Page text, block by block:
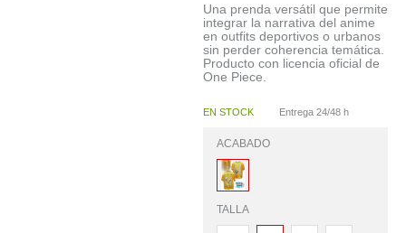
Una prenda versátil que permite
integrar la narrativa del anime
en outfits deportivos o urbanos
sin perder coherencia temática.
Producto con licencia oficial de
One Piece.
EN STOCK Entrega 24/48 h
ACABADO
TALLA